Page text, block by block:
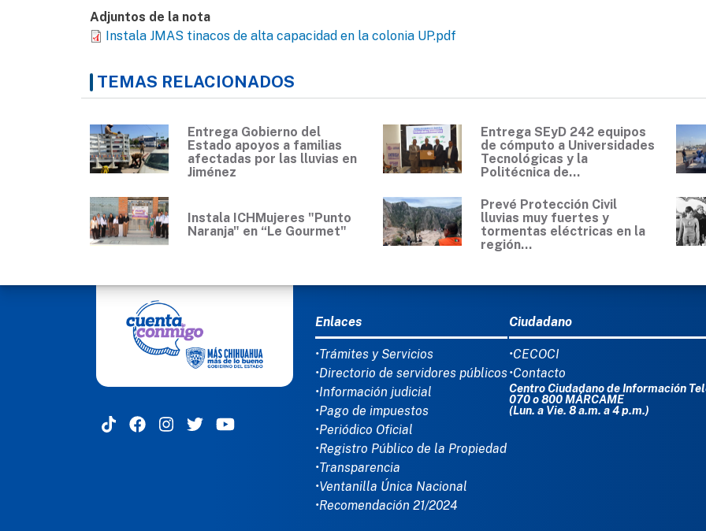
Adjuntos de la nota
Instala JMAS tinacos de alta capacidad en la colonia UP.pdf
TEMAS RELACIONADOS
Entrega Gobierno del
Estado apoyos a familias
afectadas por las lluvias en
Jiménez
Entrega SEyD 242 equipos
de cómputo a Universidades
Tecnológicas y la
Politécnica de...
Instala ICHMujeres "Punto
Naranja" en “Le Gourmet"
Prevé Protección Civil
lluvias muy fuertes y
tormentas eléctricas en la
región...
MENÚ DEL PIE
Enlaces
•Trámites y Servicios
•Directorio de servidores públicos
•Información judicial
•Pago de impuestos
•Periódico Oficial
•Registro Público de la Propiedad
•Transparencia
•Ventanilla Única Nacional
•Recomendación 21/2024
Ciudadano
•CECOCI
•Contacto
Centro Ciudadano de Información
070 o 800 MÁRCAME
(Lun. a Vie. 8 a.m. a 4 p.m.)